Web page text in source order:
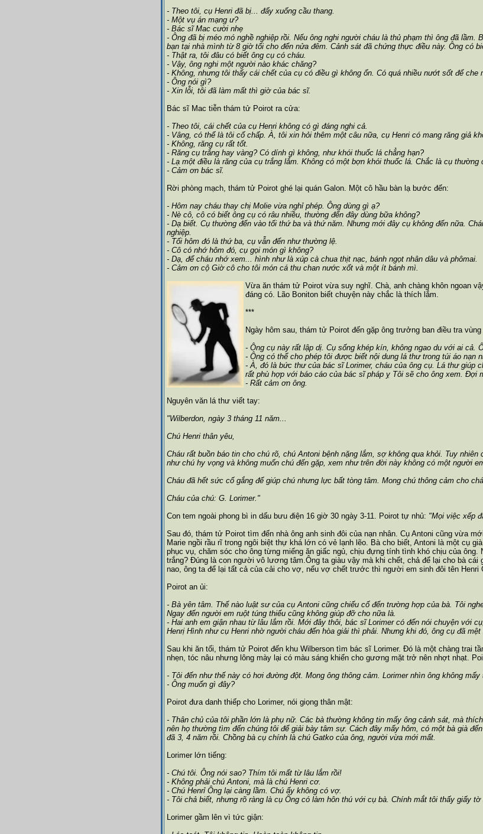
- Theo tôi, cụ Henri đã bị... đẩy xuống cầu thang.
- Một vụ án mạng ư?
- Bác sĩ Mac cười nhẹ
- Ông đã bị méo mó nghề nghiệp rồi. Nếu ông nghi người cháu là thủ phạm thì ông đã lầm.
bạn tại nhà mình từ 8 giờ tối cho đến nửa đêm. Cảnh sát đã chứng thực điều này. Ông có
- Thật ra, tôi đâu có biết ông cụ có cháu.
- Vậy, ông nghi một người nào khác chăng?
- Không, nhưng tôi thấy cái chết của cụ có điều gì không ổn. Có quá nhiều nướt sốt để che
- Ông nói gì?
- Xin lỗi, tôi đã làm mất thì giờ của bác sĩ.
Bác sĩ Mac tiễn thám tử Poirot ra cửa:
- Theo tôi, cái chết của cụ Henri không có gì đáng nghi cả.
- Vâng, có thể là tôi cố chấp. À, tôi xin hỏi thêm một câu nữa, cụ Henri có mang răng giả
- Không, răng cụ rất tốt.
- Răng cụ trắng hay vàng? Có dính gì không, như khói thuốc lá chẳng hạn?
- Lạ một điều là răng của cụ trắng lắm. Không có một bợn khói thuốc lá. Chắc là cụ thường
- Cảm ơn bác sĩ.
Rời phòng mạch, thám tử Poirot ghé lại quán Galon. Một cô hầu bàn lạ bước đến:
- Hôm nay cháu thay chị Molie vừa nghỉ phép. Ông dùng gì ạ?
- Nè cô, cô có biết ông cụ có râu nhiều, thường đến đây dùng bữa không?
- Dạ biết. Cụ thường đến vào tối thứ ba và thứ năm. Nhưng mới đây cụ không đến nữa.
nghiệp.
- Tối hôm đó là thứ ba, cụ vẫn đến như thường lệ.
- Cô có nhớ hôm đó, cụ gọi món gì không?
- Dạ, để cháu nhớ xem... hình như là xúp cà chua thịt nạc, bánh ngọt nhân dâu và phômai.
- Cảm ơn cộ Giờ cô cho tôi món cá thu chan nước xốt và một ít bánh mì.
Vừa ăn thám tử Poirot vừa suy nghĩ. Chà, anh chàng khôn ngoan
đáng có. Lão Boniton biết chuyện này chắc là thích lắm.
***
Ngày hôm sau, thám tử Poirot đến gặp ông trưởng ban điều tra
- Ông cụ này rất lập dị. Cụ sống khép kín, không ngao du với ai cả.
- Ông có thể cho phép tôi được biết nội dung lá thư trong túi áo nạn
- À, đó là bức thư của bác sĩ Lorimer, cháu của ông cụ. Lá thư giúp
rất phù hợp với báo cáo của bác sĩ pháp ỵ Tôi sẽ cho ông xem. Đợi
- Rất cảm ơn ông.
Nguyên văn lá thư viết tay:
"Wilberdon, ngày 3 tháng 11 năm...
Chú Henri thân yêu,
Cháu rất buồn báo tin cho chú rõ, chú Antoni bệnh nặng lắm, sợ không qua khỏi. Tuy
như chú hy vọng và không muốn chú đến gặp, xem như trên đời này không có một người
Cháu đã hết sức cố gắng để giúp chú nhưng lực bất tòng tâm. Mong chú thông cảm cho
Cháu của chú: G. Lorimer."
Con tem ngoài phong bì in dấu bưu điện 16 giờ 30 ngày 3-11. Poirot tự nhủ: "Mọi việc xếp
Sau đó, thám tử Poirot tìm đến nhà ông anh sinh đôi của nạn nhân. Cụ Antoni cũng vừa
Marie ngồi rầu rĩ trong ngôi biệt thự khá lớn có vẻ lạnh lẽo. Bà cho biết, Antoni là một cụ
phục vụ, chăm sóc cho ông từng miếng ăn giấc ngủ, chịu đựng tính tình khó chịu của
trắng? Đúng là con người vô lương tâm.Ông ta giàu vậy mà khi chết, chả để lại cho bà
nao, ông ta để lại tất cả của cải cho vợ, nếu vợ chết trước thì người em sinh đôi tên Henri
Poirot an ủi:
- Bà yên tâm. Thế nào luật sư của cụ Antoni cũng chiếu cố đến trường hợp của bà. Tôi
Ngay đến người em ruột túng thiếu cũng không giúp đỡ cho nữa là.
- Hai anh em giận nhau từ lâu lắm rồi. Mới đây thôi, bác sĩ Lorimer có đến nói chuyện với
Henrị Hình như cụ Henri nhờ người cháu đến hòa giải thì phải. Nhưng khi đó, ông cụ đã mệt
Sau khi ăn tối, thám tử Poirot đến khu Wilberson tìm bác sĩ Lorimer. Đó là một chàng trai
nhẹn, tóc nâu nhưng lông mày lại có màu sáng khiến cho gương mặt trở nên nhợt nhạt.
- Tôi đến như thế này có hơi đường đột. Mong ông thông cảm. Lorimer nhìn ông không mấy
- Ông muốn gì đây?
Poirot đưa danh thiếp cho Lorimer, nói giọng thân mật:
- Thân chủ của tôi phần lớn là phụ nữ. Các bà thường không tin mấy ông cảnh sát, mà
nên họ thường tìm đến chúng tôi để giải bày tâm sự. Cách đây mấy hôm, có một bà già
đã 3, 4 năm rồi. Chồng bà cụ chính là chú Gatko của ông, người vừa mới mất.
Lorimer lớn tiếng:
- Chú tôi. Ông nói sao? Thím tôi mất từ lâu lắm rồi!
- Không phải chú Antoni, mà là chú Henri cơ.
- Chú Henrỉ Ông lại càng lầm. Chú ấy không có vợ.
- Tôi chả biết, nhưng rõ ràng là cụ Ông có làm hôn thú với cụ bà. Chính mắt tôi thấy giấy tờ
Lorimer gầm lên vì tức giận: